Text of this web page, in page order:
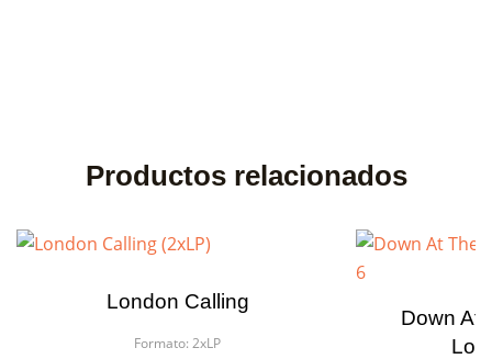
Productos relacionados
London Calling
Formato: 2xLP
Down At